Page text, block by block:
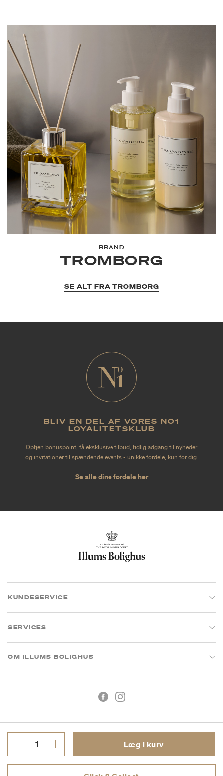
Læg i kurv
BRAND
TROMBORG
SE ALT FRA TROMBORG
BLIV EN DEL AF VORES NO1
LOYALITETSKLUB
Optjen bonuspoint, få eksklusive tilbud, tidlig adgang til nyheder
og invitationer til spændende events - unikke fordele, kun for dig.
Se alle dine fordele her
KUNDESERVICE
SERVICES
OM ILLUMS BOLIGHUS